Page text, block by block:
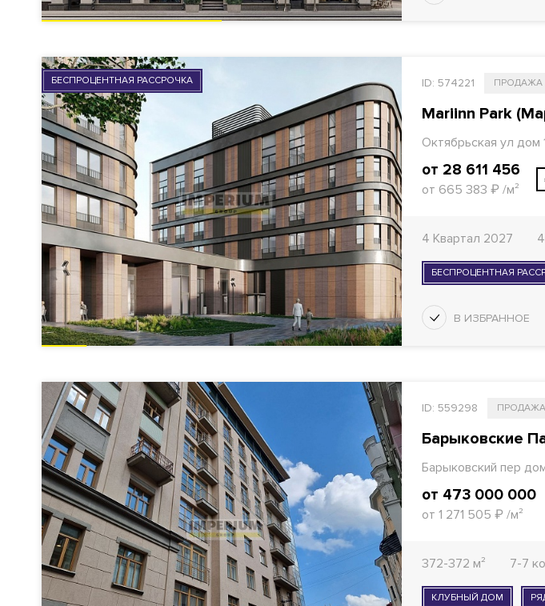
БЕСПРОЦЕНТНАЯ РАССРОЧКА ID: 574221 ПРОДАЖА
Mariinn Park
Октябрьская ул дом
от 28 611 456
от 665 383₽ /м²
4 Квартал 2027
БЕСПРОЦЕНТНАЯ
ID: 559298 ПРОДАЖА
Барыковские
Барыковский пер
от 473 000 000
от 1 271 505₽ /м²
372-372 м² 7-7
КЛУБНЫЙ ДОМ